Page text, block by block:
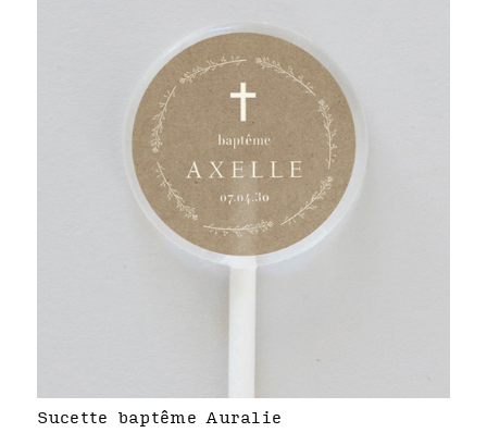
Sucette baptême Auralie